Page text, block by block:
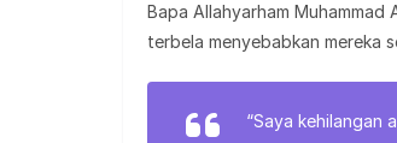
Bapa Allahyarham
terbela menyebabkan mereka
“Saya kehilangan